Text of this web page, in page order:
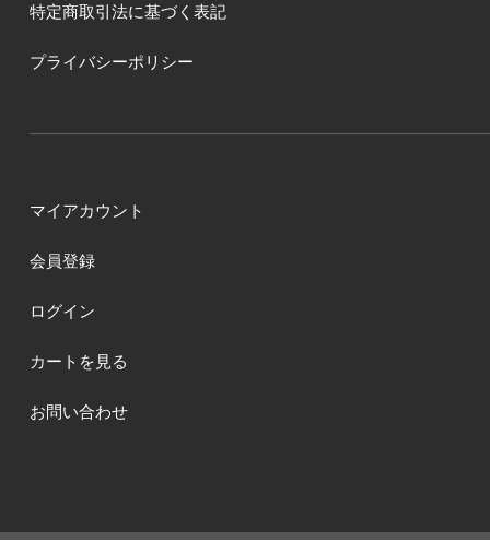
特定商取引法に基づく表記
プライバシーポリシー
マイアカウント
会員登録
ログイン
カートを見る
お問い合わせ